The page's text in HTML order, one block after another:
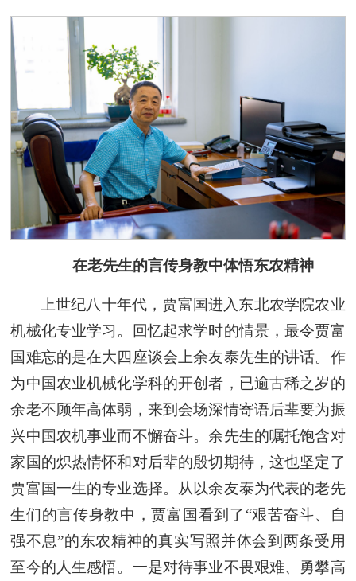
在老先生的言传身教中体悟东农精神
上世纪八十年代，贾富国进入东北农学院农业
机械化专业学习。回忆起求学时的情景，最令贾富
国难忘的是在大四座谈会上余友泰先生的讲话。作
为中国农业机械化学科的开创者，已逾古稀之岁的
余老不顾年高体弱，来到会场深情寄语后辈要为振
兴中国农机事业而不懈奋斗。余先生的嘱托饱含对
家国的炽热情怀和对后辈的殷切期待，这也坚定了
贾富国一生的专业选择。从以余友泰为代表的老先
生们的言传身教中，贾富国看到了“艰苦奋斗、自
强不息”的东农精神的真实写照并体会到两条受用
至今的人生感悟。一是对待事业不畏艰难、勇攀高